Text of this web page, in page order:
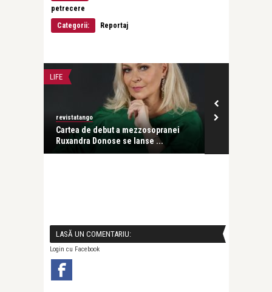
petrecere
Categorii:
Reportaj
LIFE
revistatango
Cartea de debut a mezzosopranei
Ruxandra Donose se lanse ...
LASĂ UN COMENTARIU:
Login cu Facebook